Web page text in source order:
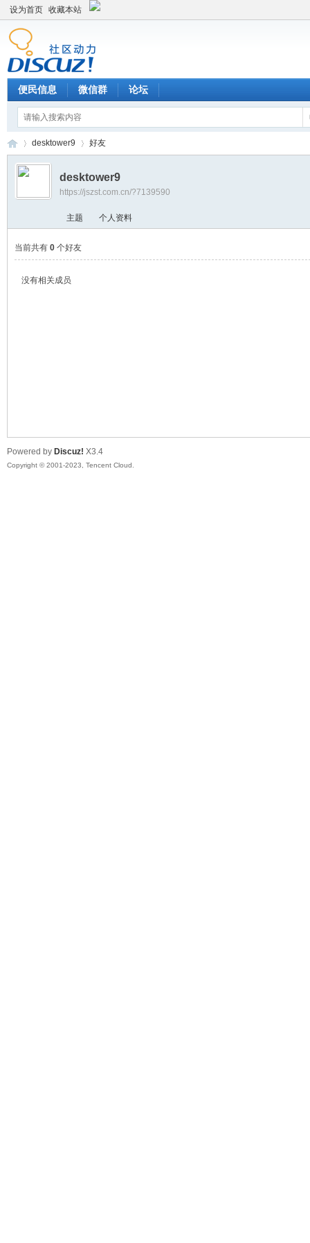
设为首页 收藏本站
便民信息 微信群 论坛
›
desktower9 好友
desktower9
https://jszst.com.cn/?7139590
主题 个人资料
当前共有 0个好友
没有相关成员
Powered by Discuz! X3.4
Copyright © 2001-2023, Tencent Cloud.